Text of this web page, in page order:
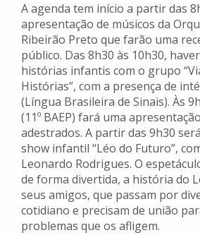
A agenda tem início a partir das
apresentação de músicos da
Ribeirão Preto que farão uma
público. Das 8h30 às 10h30,
histórias infantis com o grupo
Histórias”, com a presença de
(Língua Brasileira de Sinais). Às
(11º BAEP) fará uma
adestrados. A partir das 9h30
show infantil “Léo do Futuro”,
Leonardo Rodrigues. O
de forma divertida, a história do
seus amigos, que passam por
cotidiano e precisam de união
problemas que os afligem.